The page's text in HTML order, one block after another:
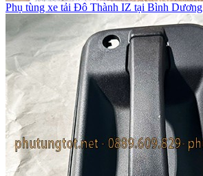
Phụ tùng xe tải Đô Thành IZ tại Bình Dương